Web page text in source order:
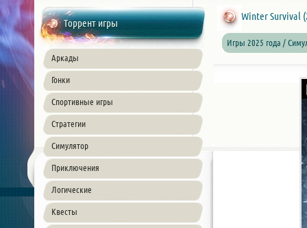
Торрент игры
Аркады
Гонки
Спортивные игры
Стратегии
Симулятор
Приключения
Логические
Квесты
Winter Survival
Игры 2025 года /